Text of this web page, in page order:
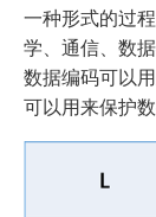
一种形式的过
学、通信、数
数据编码可以
可以用来保护